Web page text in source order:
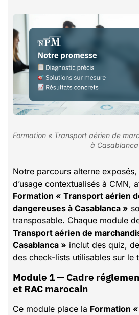
Formation « Transport aérien de
à Casablanca
Notre parcours alterne
d’usage contextualisés à CMN,
Formation « Transport aérien
dangereuses à Casablanca »
transposable. Chaque module
Transport aérien de
Casablanca » inclut des quiz,
des check-lists utilisables sur le
Module 1 — Cadre réglementaire OACI/IATA
et RAC marocain
Ce module place la Formation